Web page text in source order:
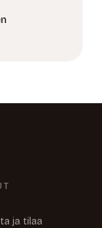
ja tilaa